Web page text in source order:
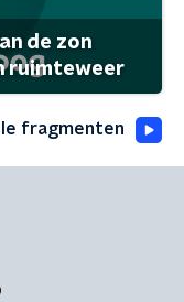
de zon
ruimteweer
fragmenten